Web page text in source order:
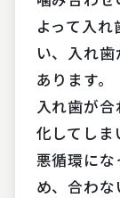
よって入
い、入れ
あります。
入れ歯が
化してしま
悪循環に
め、合わ